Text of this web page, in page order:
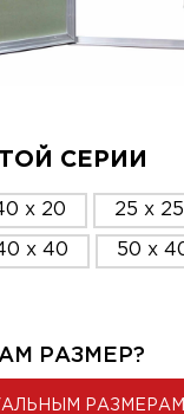
СЕРИИ
x 20 25 x 25
x 40 50 x
РАЗМЕР?
РАЗМЕРАМ